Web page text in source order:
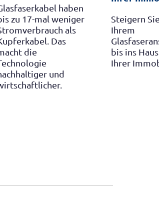
Steigern Sie mit
Ihrem
Glasfaseranschluss
bis ins Haus den Wert
Ihrer Immobilie.